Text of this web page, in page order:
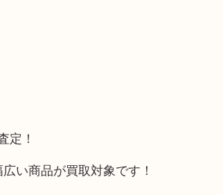
定！
い商品が買取対象です！